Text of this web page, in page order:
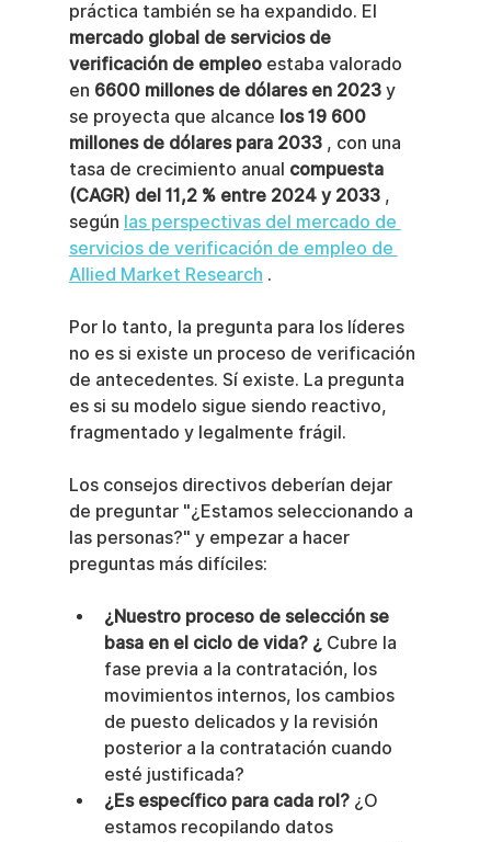
práctica también se ha expandido. El
mercado global de servicios de
verificación de empleo estaba valorado
en 6600 millones de dólares en 2023 y
se proyecta que alcance los 19 600
millones de dólares para 2033 , con una
tasa de crecimiento anual compuesta
(CAGR) del 11,2 % entre 2024 y 2033 ,
según las perspectivas del mercado de
servicios de verificación de empleo de
Allied Market Research .
Por lo tanto, la pregunta para los líderes
no es si existe un proceso de verificación
de antecedentes. Sí existe. La pregunta
es si su modelo sigue siendo reactivo,
fragmentado y legalmente frágil.
Los consejos directivos deberían dejar
de preguntar "¿Estamos seleccionando a
las personas?" y empezar a hacer
preguntas más difíciles:
¿Nuestro proceso de selección se
basa en el ciclo de vida? ¿ Cubre la
fase previa a la contratación, los
movimientos internos, los cambios
de puesto delicados y la revisión
posterior a la contratación cuando
esté justificada?
¿Es específico para cada rol? ¿O
estamos recopilando datos